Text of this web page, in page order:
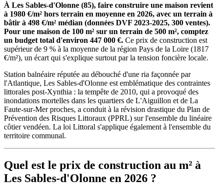
À Les Sables-d'Olonne (85), faire construire une maison revient
à 1980 €/m² hors terrain en moyenne en 2026, avec un terrain à
bâtir à 498 €/m² médian (données DVF 2023-2025, 300 ventes).
Pour une maison de 100 m² sur un terrain de 500 m², comptez
un budget total d'environ 447 000 €. Ce prix de construction est
supérieur de 9 % à la moyenne de la région Pays de la Loire (1817
€/m²), un écart qui s'explique surtout par la tension foncière locale.
Station balnéaire réputée au débouché d'une ria façonnée par
l'Atlantique, Les Sables-d'Olonne est emblématique des contraintes
littorales post-Xynthia : la tempête de 2010, qui a provoqué des
inondations mortelles dans les quartiers de L'Aiguillon et de La
Faute-sur-Mer proches, a conduit à la révision drastique du Plan de
Prévention des Risques Littoraux (PPRL) sur l'ensemble du linéaire
côtier vendéen. La loi Littoral s'applique également à l'ensemble du
territoire communal.
Quel est le prix de construction au m² à
Les Sables-d'Olonne en 2026 ?